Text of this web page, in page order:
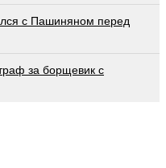
с Пашиняном перед
за борщевик с